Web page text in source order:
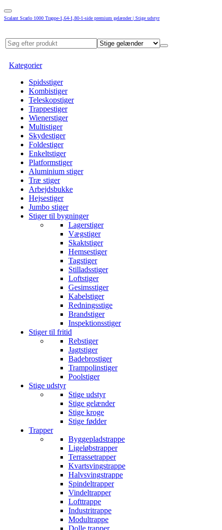
Scalant Scarlo 1000 Trappe-1,64-1,80-1-side premium gelænder | Stige udstyr
Kategorier
Spidsstiger
Kombistiger
Teleskopstiger
Trappestiger
Wienerstiger
Multistiger
Skydestiger
Foldestiger
Enkeltstiger
Platformstiger
Aluminium stiger
Træ stiger
Arbejdsbukke
Hejsestiger
Jumbo stiger
Stiger til bygninger
Lagerstiger
Vægstiger
Skaktstiger
Hemsestiger
Tagstiger
Stilladsstiger
Loftstiger
Gesimsstiger
Kabelstiger
Redningsstige
Brandstiger
Inspektionsstiger
Stiger til fritid
Rebstiger
Jagtstiger
Badebrostiger
Trampolinstiger
Poolstiger
Stige udstyr
Stige udstyr
Stige gelænder
Stige kroge
Stige fødder
Trapper
Byggepladstrappe
Ligeløbstrapper
Terrassetrapper
Kvartsvingstrappe
Halvsvingstrappe
Spindeltrapper
Vindeltrapper
Lofttrappe
Industritrappe
Modultrappe
Dolle trapper